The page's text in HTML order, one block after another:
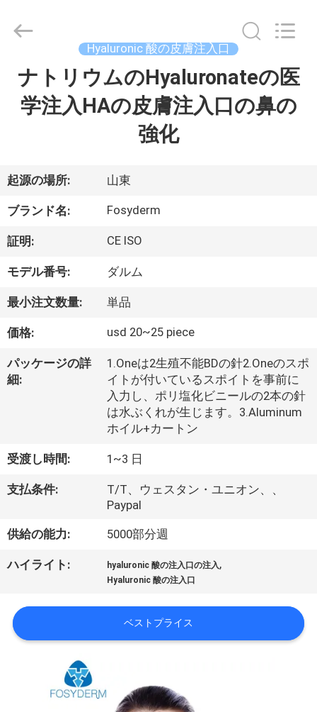
家
品
わ
た
し
ち
に
て
場
ツ
ー
2026
Jinan
Trading
Rights
Reserved.
Hyaluronic 酸の皮膚注入口
ナトリウムのHyaluronateの医
学注入HAの皮膚注入口の鼻の
強化
起源の場所: 山東
ブランド名: Fosyderm
証明: CE ISO
モデル番号: ダルム
最小注文数量: 単品
価格: usd 20~25 piece
パッケージの詳
細:
1.Oneは2生殖不能BDの針2.Oneのスポ
イトが付いているスポイトを事前に
入力し、ポリ塩化ビニールの2本の針
は水ぶくれが生じます。3.Aluminum
ホイル+カートン
受渡し時間: 1~3 日
支払条件:
T/T、ウェスタン・ユニオン、、
Paypal
供給の能力: 5000部分週
ハイライト: hyaluronic 酸の注入口の注入,
Hyaluronic 酸の注入口
ベストプライス